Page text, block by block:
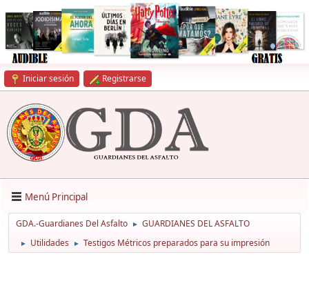
Iniciar sesión Registrarse
Menú Principal
GDA.-Guardianes Del Asfalto ► GUARDIANES DEL ASFALTO
► Utilidades ► Testigos Métricos preparados para su impresión